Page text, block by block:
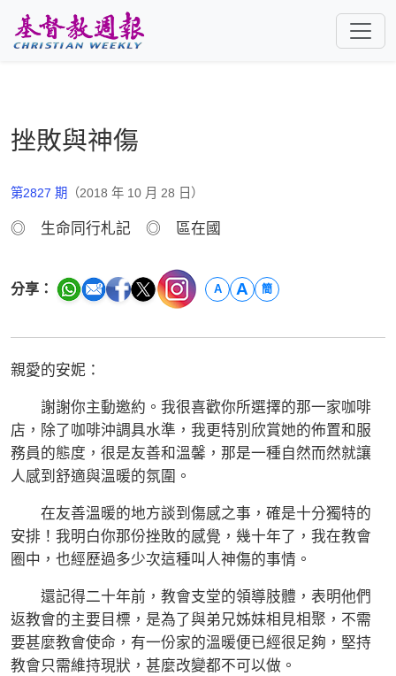
挫敗與神傷
第2827 期 （2018 年 10 月 28 日）
◎ 生命同行札記 ◎ 區在國
分享： A A 簡
親愛的安妮：
謝謝你主動邀約。我很喜歡你所選擇的那一家咖啡
店，除了咖啡沖調具水準，我更特別欣賞她的佈置和服
務員的態度，很是友善和溫馨，那是一種自然而然就讓
人感到舒適與溫暖的氛圍。
在友善溫暖的地方談到傷感之事，確是十分獨特的
安排！我明白你那份挫敗的感覺，幾十年了，我在教會
圈中，也經歷過多少次這種叫人神傷的事情。
還記得二十年前，教會支堂的領導肢體，表明他們
返教會的主要目標，是為了與弟兄姊妹相見相聚，不需
要甚麼教會使命，有一份家的溫暖便已經很足夠，堅持
教會只需維持現狀，甚麼改變都不可以做。